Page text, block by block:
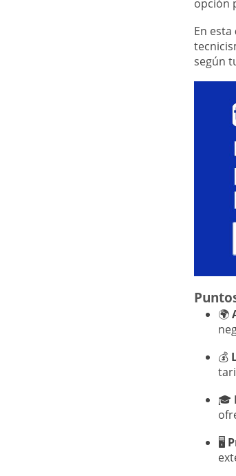
opción
En esta
según
🌍
💰
🎓
🖥️